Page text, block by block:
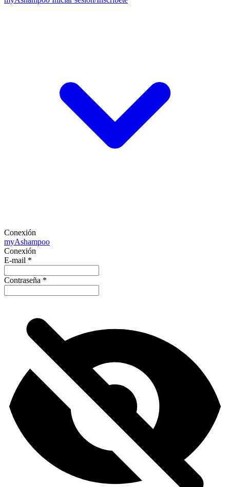
Conexión
myAshampoo
Conexión
E-mail *
Contraseña *